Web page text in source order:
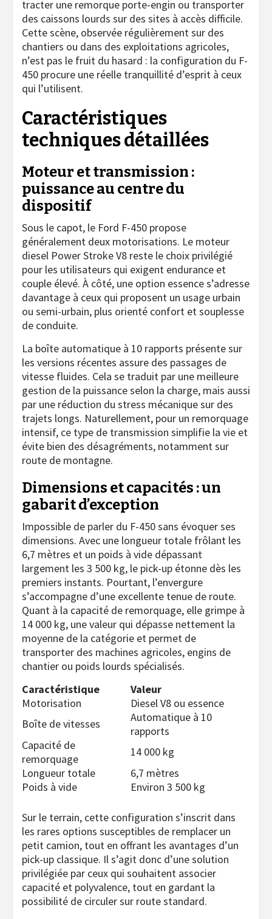
tracter une remorque porte-engin ou transporter
des caissons lourds sur des sites à accès difficile.
Cette scène, observée régulièrement sur des
chantiers ou dans des exploitations agricoles,
n’est pas le fruit du hasard : la configuration du F-
450 procure une réelle tranquillité d’esprit à ceux
qui l’utilisent.
Caractéristiques
techniques détaillées
Moteur et transmission :
puissance au centre du
dispositif
Sous le capot, le Ford F-450 propose
généralement deux motorisations. Le moteur
diesel Power Stroke V8 reste le choix privilégié
pour les utilisateurs qui exigent endurance et
couple élevé. À côté, une option essence s’adresse
davantage à ceux qui proposent un usage urbain
ou semi-urbain, plus orienté confort et souplesse
de conduite.
La boîte automatique à 10 rapports présente sur
les versions récentes assure des passages de
vitesse fluides. Cela se traduit par une meilleure
gestion de la puissance selon la charge, mais aussi
par une réduction du stress mécanique sur des
trajets longs. Naturellement, pour un remorquage
intensif, ce type de transmission simplifie la vie et
évite bien des désagréments, notamment sur
route de montagne.
Dimensions et capacités : un
gabarit d’exception
Impossible de parler du F-450 sans évoquer ses
dimensions. Avec une longueur totale frôlant les
6,7 mètres et un poids à vide dépassant
largement les 3 500 kg, le pick-up étonne dès les
premiers instants. Pourtant, l’envergure
s’accompagne d’une excellente tenue de route.
Quant à la capacité de remorquage, elle grimpe à
14 000 kg, une valeur qui dépasse nettement la
moyenne de la catégorie et permet de
transporter des machines agricoles, engins de
chantier ou poids lourds spécialisés.
Caractéristique
Valeur
Motorisation
Diesel V8 ou essence
Boîte de vitesses
Automatique à 10
rapports
Capacité de
remorquage
14 000 kg
Longueur totale
6,7 mètres
Poids à vide
Environ 3 500 kg
Sur le terrain, cette configuration s’inscrit dans
les rares options susceptibles de remplacer un
petit camion, tout en offrant les avantages d’un
pick-up classique. Il s’agit donc d’une solution
privilégiée par ceux qui souhaitent associer
capacité et polyvalence, tout en gardant la
possibilité de circuler sur route standard.